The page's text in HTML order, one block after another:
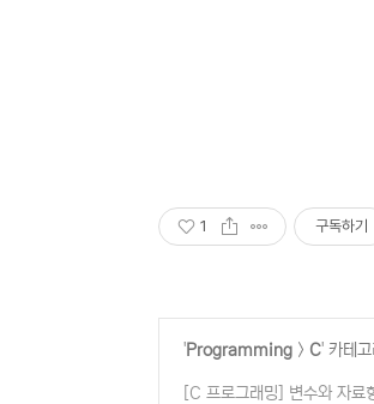
1 구독하기
'Programming > C' 카테
[C 프로그래밍] 변수와 자료